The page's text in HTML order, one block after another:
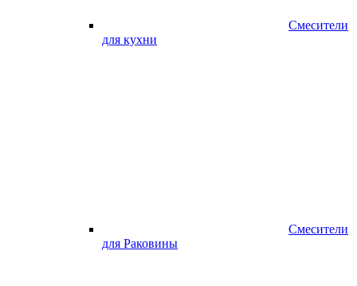
Смесители
для кухни
Смесители
для Раковины